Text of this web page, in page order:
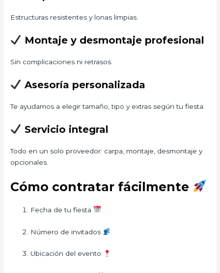
Estructuras resistentes y lonas limpias.
Montaje y desmontaje profesional
Sin complicaciones ni retrasos.
Asesoría personalizada
Te ayudamos a elegir tamaño, tipo y extras según tu fiesta.
Servicio integral
Todo en un solo proveedor: carpa, montaje, desmontaje y
opcionales.
Cómo contratar fácilmente
Fecha de tu fiesta
Número de invitados
Ubicación del evento